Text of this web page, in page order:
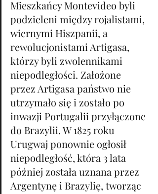
Mieszkańcy Montevideo byli
podzieleni między rojalistami,
wiernymi Hiszpanii, a
rewolucjonistami Artigasa,
którzy byli zwolennikami
niepodległości. Założone
przez Artigasa państwo nie
utrzymało się i zostało po
inwazji Portugalii przyłączone
do Brazylii. W 1825 roku
Urugwaj ponownie ogłosił
niepodległość, która 3 lata
później została uznana przez
Argentynę i Brazylię, tworząc